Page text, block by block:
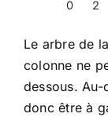
Le arbre de
colonne ne
dessous.
donc être à